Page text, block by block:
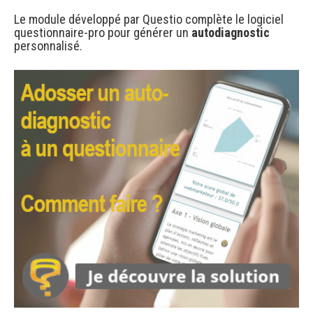
Le module développé par Questio complète le logiciel
questionnaire-pro pour générer un autodiagnostic
personnalisé.